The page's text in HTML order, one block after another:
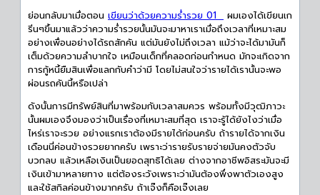
ย่อนกลับมาเมื่อตอน เขียนว่าด้วยความร่ำรวย 01
ผมเองได้เขียนเก
ริ่นๆขึ้นมาแล้วว่าความร่ำรวยนั้นมันจะมาหาเราเมื่อถึงเวลาที่เหมาะสม
อย่างเพื่อนอย่างได้รถสักคัน แต่มันยังไม่ถึงเวลา แม้ว่าจะได้มามันก็
เต็มด้วยความลำบากใจ เหมือนเด็กที่คลอดก่อนกำหนด มักจะเกิดจาก
การกู้หนี้ยืมสินเพื่อแลกกับคำว่ามี โดยไม่สนใจว่ารายได้เรานั้นจะพอ
ผ่อนรถคันนี้หรือเปล่า
ดังนั้นการมีทรัพย์สินที่มาพร้อมกับเวลาสมควร พร้อมทั้งมีวุฒิภาวะ
นั้นผมเองจึงมองว่าเป็นเรื่องที่เหมาะสมที่สุด เราจะรู้ได้ยังไงว่าเมื่อ
ไหร่เราจะรวย อย่างแรกเราต้องมีรายได้ก่อนครับ ถ้ารายได้จากเงิน
เดือนนี่ค่อนข้างรวยยากครับ เพราะว่ารายรับรายจ่ายมันคงตัวจับ
บวกลบ แล้วเหลือเงินเป็นยอดสุทธิได้เลย ต่างจากอาชีพอิสระมันจะมี
เงินเข้ามาหลายทาง แต่ต้องระวังเพราะว่ามันต้องพึ่งพาตัวเองสูง
และใช้สกิลค่อนข้างมากครับ ถ้าเจ๊งก็คือเจ๊งเลย